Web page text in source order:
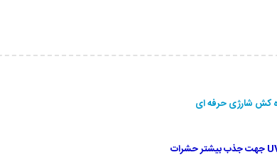
کش شارژی حرفه ای